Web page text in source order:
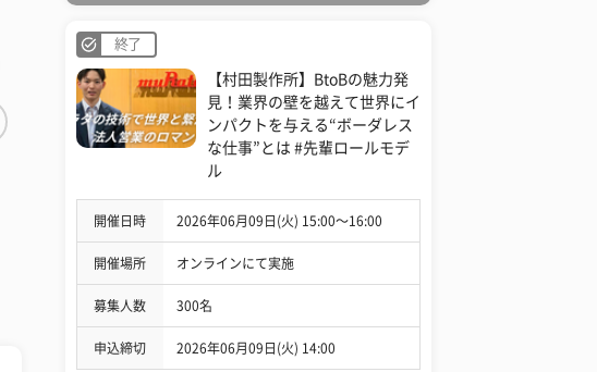
終了
【村田製作所】BtoBの魅力発
見！業界の壁を越えて世界にイ
ンパクトを与える“ボーダレス
な仕事”とは #先輩ロールモデ
ル
開催日時 2026年06月09日(火) 15:00〜16:00
開催場所 オンラインにて実施
募集人数 300名
申込締切 2026年06月09日(火) 14:00